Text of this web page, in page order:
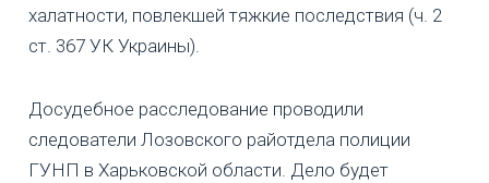
халатности, повлекшей тяжкие последствия (ч. 2
ст. 367 УК Украины).
Досудебное расследование проводили
следователи Лозовского райотдела полиции
ГУНП в Харьковской области. Дело будет